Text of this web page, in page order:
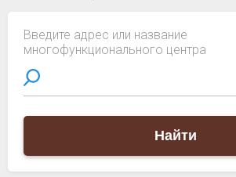
Введите адрес или название
многофункционального центра
Найти